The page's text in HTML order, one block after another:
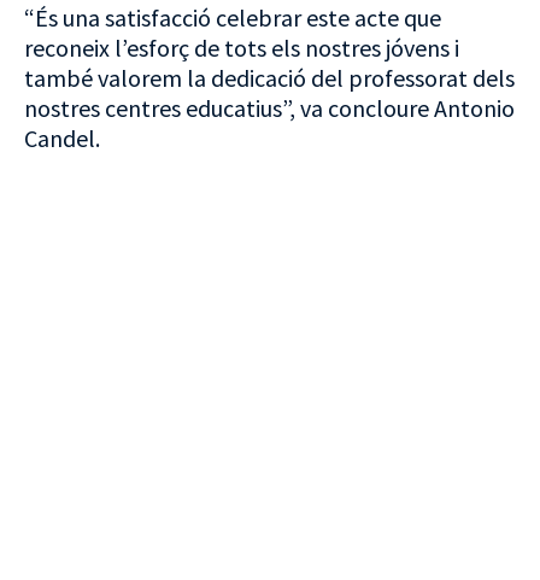
“És una satisfacció celebrar este acte que
reconeix l’esforç de tots els nostres jóvens i
també valorem la dedicació del professorat dels
nostres centres educatius”, va concloure Antonio
Candel.